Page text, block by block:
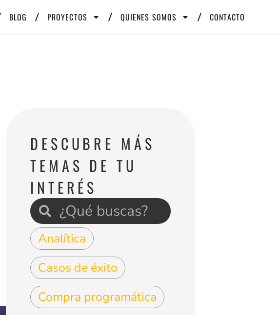
BLOG PROYECTOS QUIENES SOMOS CONTACTO
DESCUBRE MÁS
TEMAS DE TU
INTERÉS
Analítica
Casos de éxito
Compra programática